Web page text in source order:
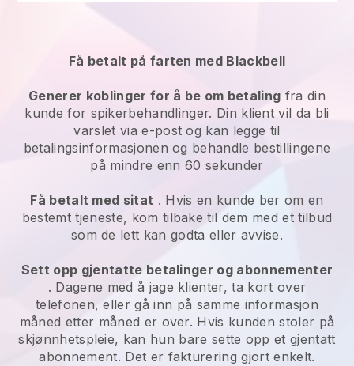
Få betalt på farten med Blackbell
Generer koblinger for å be om betaling fra din
kunde for spikerbehandlinger. Din klient vil da bli
varslet via e-post og kan legge til
betalingsinformasjonen og behandle bestillingene
på mindre enn 60 sekunder
Få betalt med sitat . Hvis en kunde ber om en
bestemt tjeneste, kom tilbake til dem med et tilbud
som de lett kan godta eller avvise.
Sett opp gjentatte betalinger og abonnementer
. Dagene med å jage klienter, ta kort over
telefonen, eller gå inn på samme informasjon
måned etter måned er over. Hvis kunden stoler på
skjønnhetspleie, kan hun bare sette opp et gjentatt
abonnement. Det er fakturering gjort enkelt.